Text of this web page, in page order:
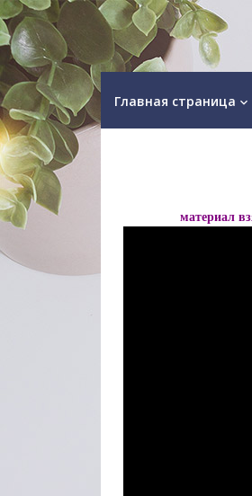
Главная страница keyboard_arrow_down
материал